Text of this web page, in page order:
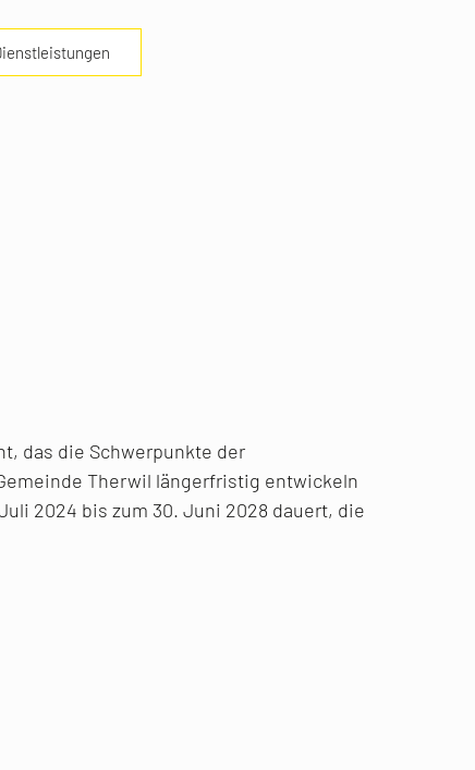
das die Schwerpunkte der
Therwil längerfristig entwickeln
2024 bis zum 30. Juni 2028 dauert, die